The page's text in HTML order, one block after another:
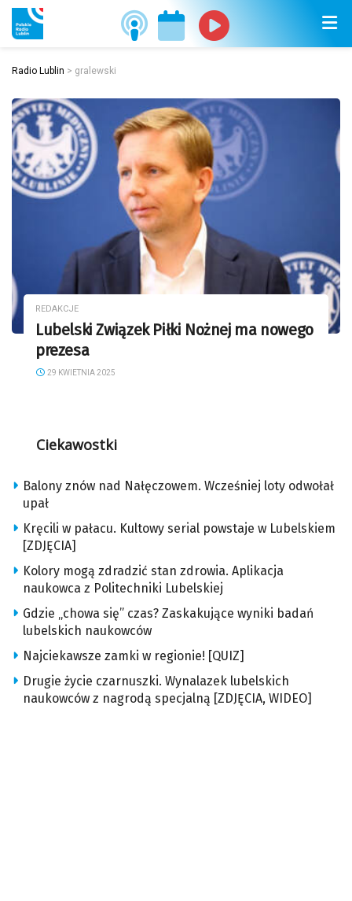
Radio Lublin > gralewski
REDAKCJE
Lubelski Związek Piłki Nożnej ma nowego
prezesa
29 KWIETNIA 2025
Ciekawostki
Balony znów nad Nałęczowem. Wcześniej loty odwołał
upał
Kręcili w pałacu. Kultowy serial powstaje w Lubelskiem
[ZDJĘCIA]
Kolory mogą zdradzić stan zdrowia. Aplikacja
naukowca z Politechniki Lubelskiej
Gdzie „chowa się” czas? Zaskakujące wyniki badań
lubelskich naukowców
Najciekawsze zamki w regionie! [QUIZ]
Drugie życie czarnuszki. Wynalazek lubelskich
naukowców z nagrodą specjalną [ZDJĘCIA, WIDEO]